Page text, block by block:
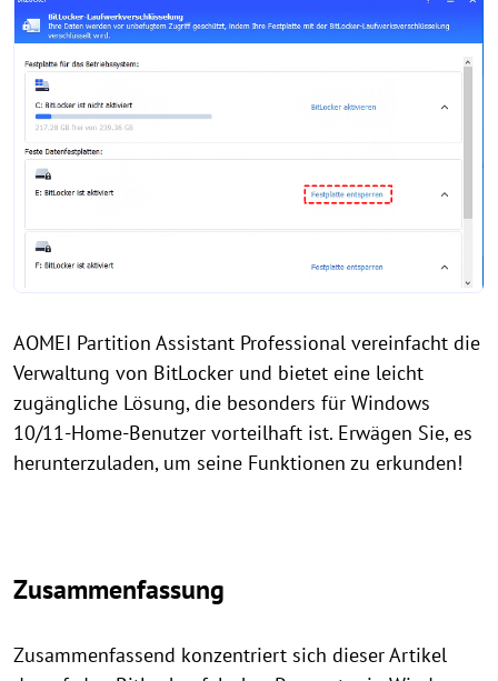
AOMEI Partition Assistant Professional vereinfacht die
Verwaltung von BitLocker und bietet eine leicht
zugängliche Lösung, die besonders für Windows
10/11-Home-Benutzer vorteilhaft ist. Erwägen Sie, es
herunterzuladen, um seine Funktionen zu erkunden!
Zusammenfassung
Zusammenfassend konzentriert sich dieser Artikel